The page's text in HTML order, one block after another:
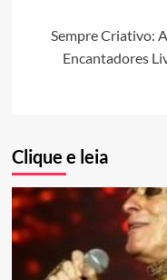
Sempre Criativo:
Encantadores
Clique e leia